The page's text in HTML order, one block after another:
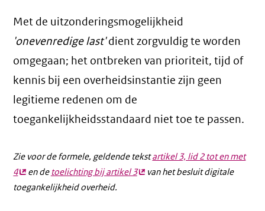
Met de uitzonderingsmogelijkheid
'onevenredige last'dient zorgvuldig te worden
omgegaan; het ontbreken van prioriteit, tijd of
kennis bij een overheidsinstantie zijn geen
legitieme redenen om de
toegankelijkheidsstandaard niet toe te passen.
Zie voor de formele, geldende tekstartikel 3, lid 2 tot en met
4(externe
link)
en de toelichting bij artikel 3(externe
van het besluit digitale
toegankelijkheid overheid.